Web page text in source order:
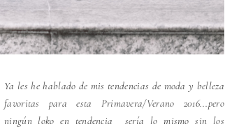
Ya les he hablado de mis tendencias de moda y belleza
favoritas para esta Primavera/Verano 2016...pero
ningún loko en tendencia sería lo mismo sin los